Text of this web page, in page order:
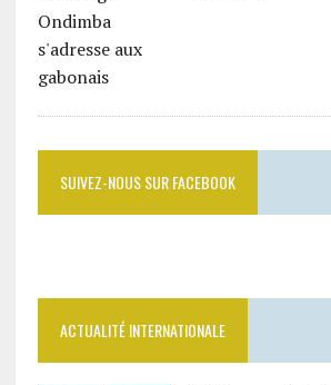
SUIVEZ-NOUS SUR FACEBOOK
ACTUALITÉ INTERNATIONALE